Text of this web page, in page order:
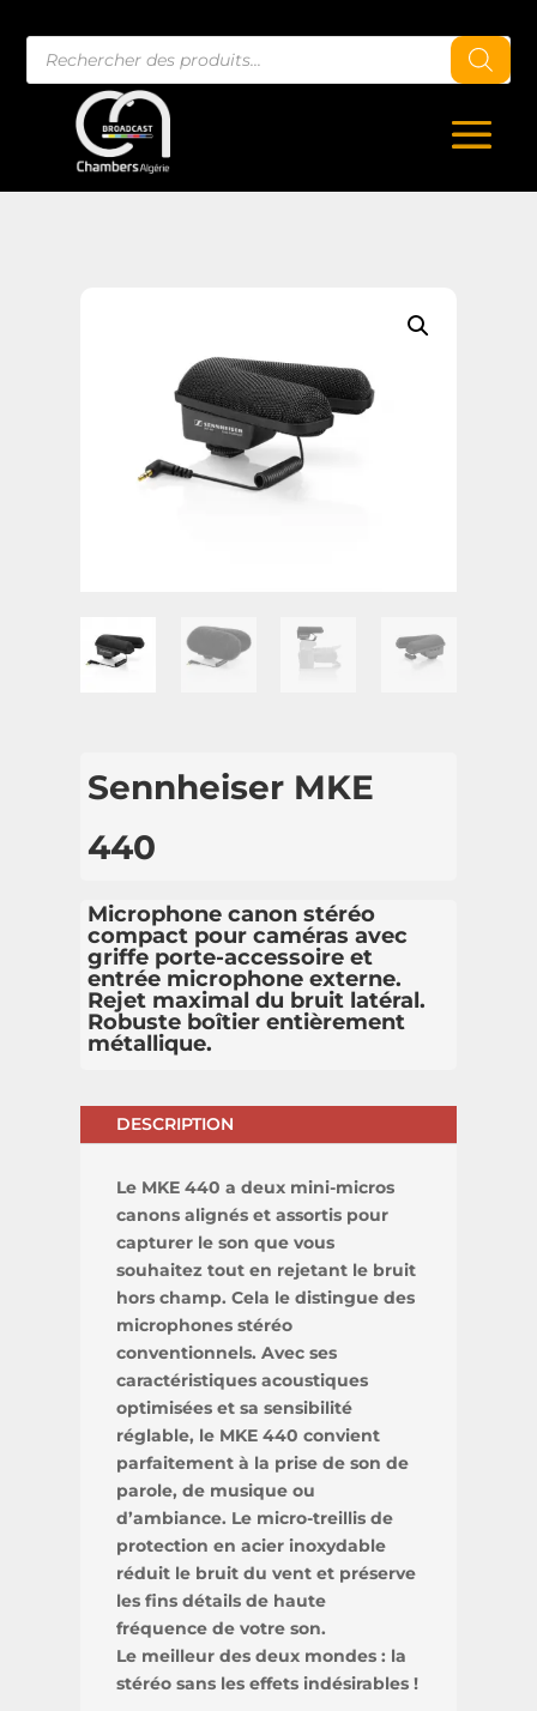
Recherche
de
produits
Sennheiser MKE
440
Microphone canon stéréo
compact pour caméras avec
griffe porte-accessoire et
entrée microphone externe.
Rejet maximal du bruit latéral.
Robuste boîtier entièrement
métallique.
DESCRIPTION
Le MKE 440 a deux mini-micros
canons alignés et assortis pour
capturer le son que vous
souhaitez tout en rejetant le bruit
hors champ. Cela le distingue des
microphones stéréo
conventionnels. Avec ses
caractéristiques acoustiques
optimisées et sa sensibilité
réglable, le MKE 440 convient
parfaitement à la prise de son de
parole, de musique ou
d’ambiance. Le micro-treillis de
protection en acier inoxydable
réduit le bruit du vent et préserve
les fins détails de haute
fréquence de votre son.
Le meilleur des deux mondes : la
stéréo sans les effets indésirables !